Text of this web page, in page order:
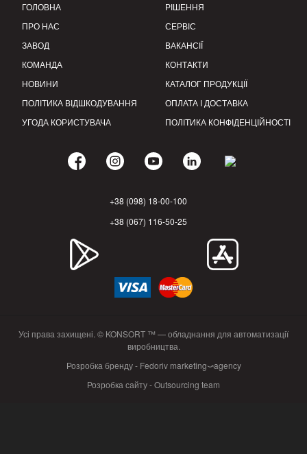
ГОЛОВНА
ПРО НАС
ЗАВОД
КОМАНДА
НОВИНИ
ПОЛІТИКА ВІДШКОДУВАННЯ
УГОДА КОРИСТУВАЧА
РІШЕННЯ
СЕРВІС
ВАКАНСІЇ
КОНТАКТИ
КАТАЛОГ ПРОДУКЦІЇ
ОПЛАТА І ДОСТАВКА
ПОЛІТИКА КОНФІДЕНЦІЙНОСТІ
+38 (098) 18-00-100
+38 (067) 116-50-25
Усі права захищені. © KONSORT ™ — обладнання для автоматизації
виробництва.
Розробка бренду - Fedoriv marketing⤻agency
Розробка сайту - Outsourcing team